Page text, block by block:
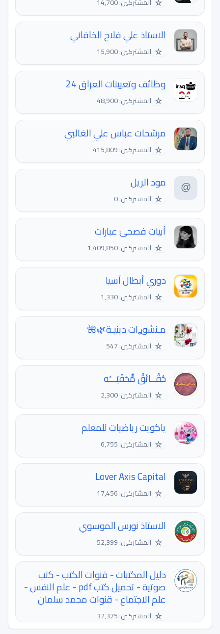
المشتركين: 14,700
الاستاذ علي فلاح الخاقاني
☆ المشتركين: 15,900
وظائف وتعيينات العراق 24
☆ المشتركين: 48,900
مرشحات عباس علي الغالبي
☆ المشتركين: 415,809
مود الريل
☆ المشتركين: 0
أبيات فصحىَ عبارات
☆ المشتركين: 1,409,850
دوري أبطال آسيا
☆ المشتركين: 1,330
مـنشوࢪات دينيـة🌿🌺
☆ المشتركين: 547
حُقًــائقً مٌٌخفَيَـــُه
☆ المشتركين: 2,300
ياكويت رياضيات للمعلم
☆ المشتركين: 6,755
Lover Axis Capital
☆ المشتركين: 17,456
الاستاذ نورس الموسوي
☆ المشتركين: 52,399
دليل المكتبات - قنوات الكتب - كتب
صوتية - تحميل كتب pdf - علم النفس -
علم الاجتماع - قنوات محمد سلمان
☆ المشتركين: 32,375